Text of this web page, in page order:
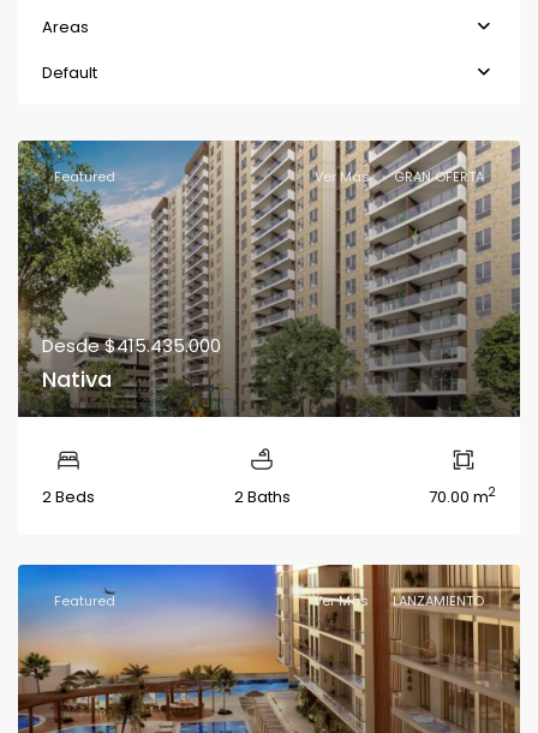
Areas
Default
Featured Ver Más GRAN OFERTA
Desde$415.435.000
Nativa
2 Beds 2 Baths 70.00 m2
Featured Ver Más LANZAMIENTO